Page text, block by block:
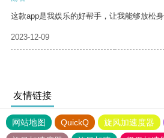
这款app是我娱乐的好帮手，让我能够放松身
2023-12-09
友情链接
网站地图 QuickQ 旋风加速度器